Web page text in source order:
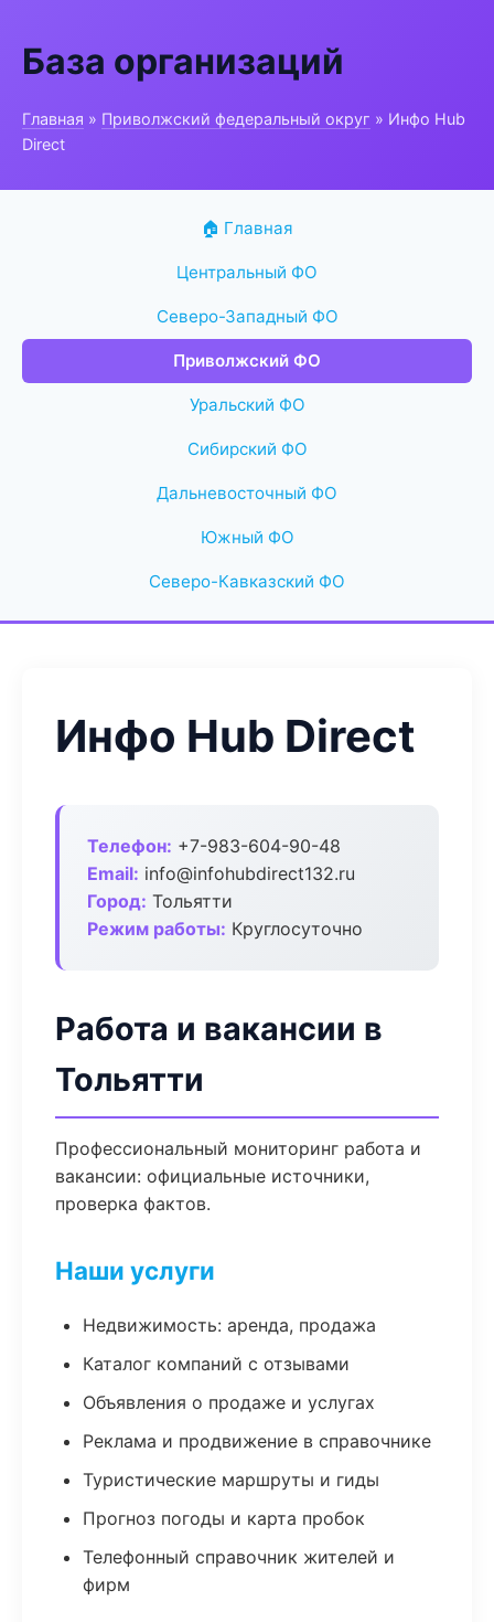
База организаций
Главная » Приволжский федеральный округ » Инфо Hub
Direct
🏠 Главная
Центральный ФО
Северо-Западный ФО
Приволжский ФО
Уральский ФО
Сибирский ФО
Дальневосточный ФО
Южный ФО
Северо-Кавказский ФО
Инфо Hub Direct
Телефон: +7-983-604-90-48
Email: info@infohubdirect132.ru
Город: Тольятти
Режим работы: Круглосуточно
Работа и вакансии в
Тольятти
Профессиональный мониторинг работа и
вакансии: официальные источники,
проверка фактов.
Наши услуги
Недвижимость: аренда, продажа
Каталог компаний с отзывами
Объявления о продаже и услугах
Реклама и продвижение в справочнике
Туристические маршруты и гиды
Прогноз погоды и карта пробок
Телефонный справочник жителей и
фирм